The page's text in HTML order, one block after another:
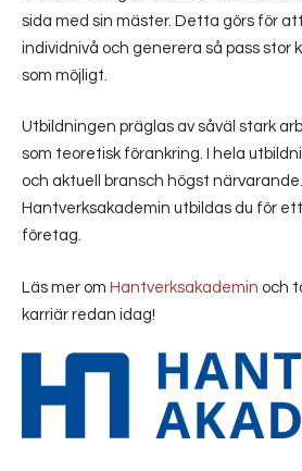
sida med sin mäster. Detta görs för
individnivå och generera så pass stor
som möjligt.
Utbildningen präglas av såväl stark
som teoretisk förankring. I hela
och aktuell bransch högst
Hantverksakademin utbildas du för
företag.
Läs mer om Hantverksakademin och
karriär redan idag!